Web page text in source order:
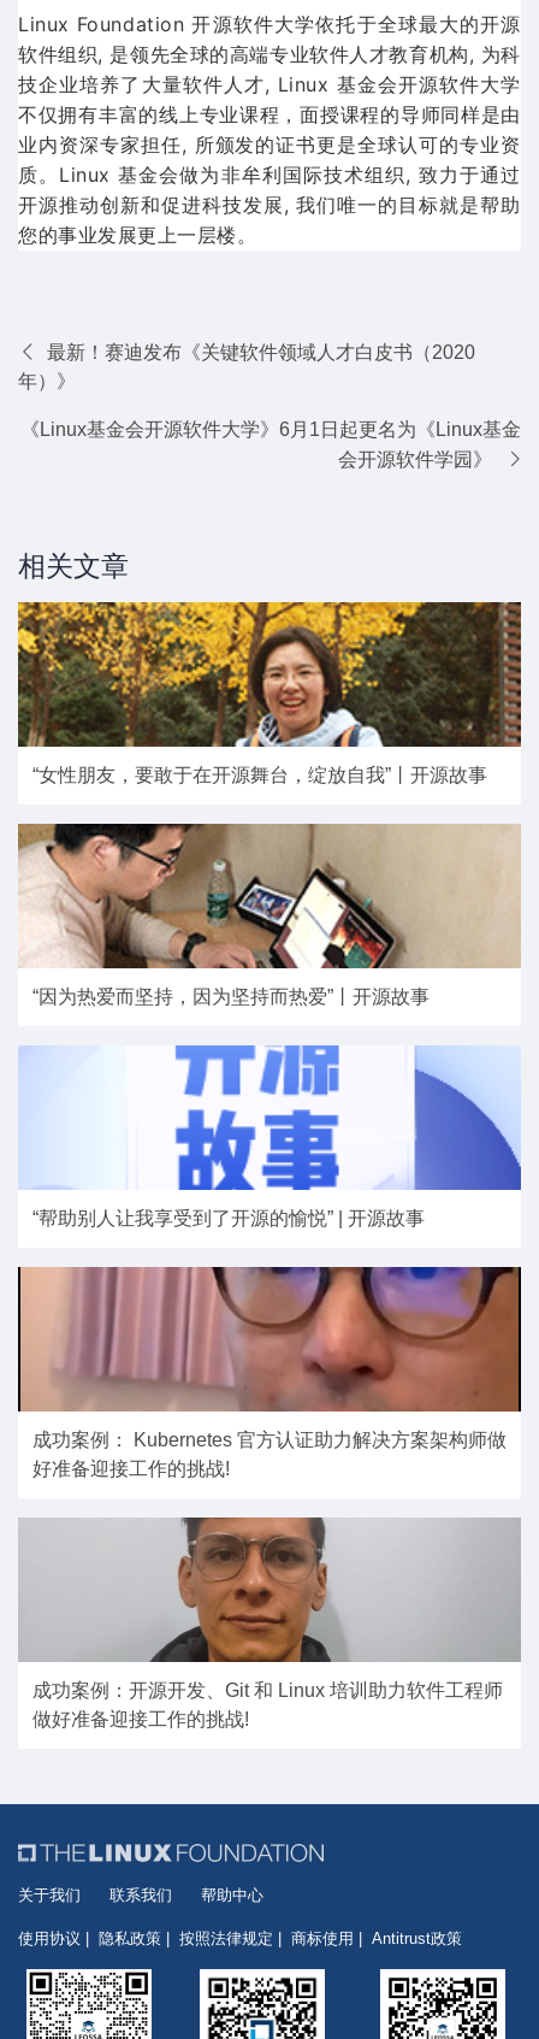
Linux Foundation 开源软件大学依托于全球最大的开源
软件组织, 是领先全球的高端专业软件人才教育机构, 为科
技企业培养了大量软件人才, Linux 基金会开源软件大学
不仅拥有丰富的线上专业课程，面授课程的导师同样是由
业内资深专家担任, 所颁发的证书更是全球认可的专业资
质。Linux 基金会做为非牟利国际技术组织, 致力于通过
开源推动创新和促进科技发展, 我们唯一的目标就是帮助
您的事业发展更上一层楼。
最新！赛迪发布《关键软件领域人才白皮书（2020
年）》
《Linux基金会开源软件大学》6月1日起更名为《Linux基金
会开源软件学园》
相关文章
“女性朋友，要敢于在开源舞台，绽放自我”丨开源故事
“因为热爱而坚持，因为坚持而热爱”丨开源故事
“帮助别人让我享受到了开源的愉悦” | 开源故事
成功案例： Kubernetes 官方认证助力解决方案架构师做
好准备迎接工作的挑战!
成功案例：开源开发、Git 和 Linux 培训助力软件工程师
做好准备迎接工作的挑战!
关于我们 联系我们 帮助中心
使用协议 隐私政策 按照法律规定 商标使用 Antitrust政策